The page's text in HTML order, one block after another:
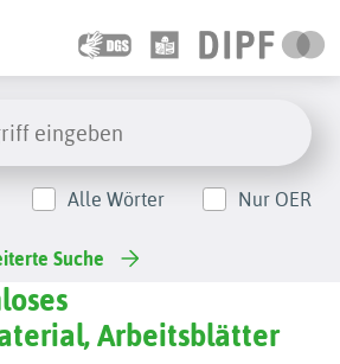
Alle Wörter Nur OER
Suche
Arbeitsblätter